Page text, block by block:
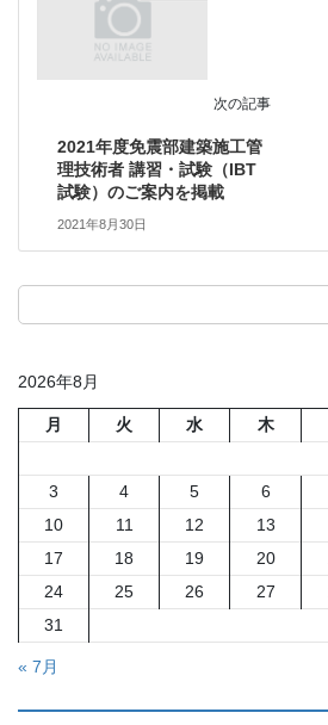
次の記事
2021年度免震部建築施工管
理技術者 講習・試験（IBT
試験）のご案内を掲載
2021年8月30日
2026年8月
月 火 水 木
3
4 5 6
10
11 12 13
17
18 19 20
24
25 26 27
31
« 7月